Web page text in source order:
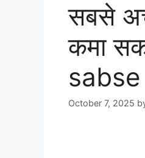
सबसे
कमा
October 7, 2025